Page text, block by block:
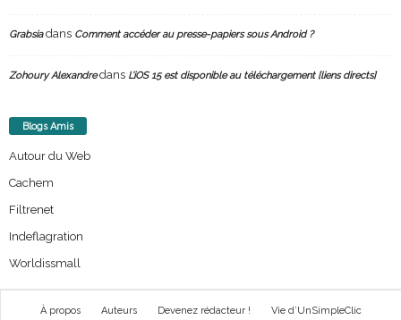
Grabsiadans Comment accéder au presse-papiers sous Android ?
Zohoury Alexandredans L’iOS 15 est disponible au téléchargement [liens directs]
Blogs Amis
Autour du Web
Cachem
Filtrenet
Indeflagration
Worldissmall
À propos Auteurs Devenez rédacteur ! Vie d’UnSimpleClic